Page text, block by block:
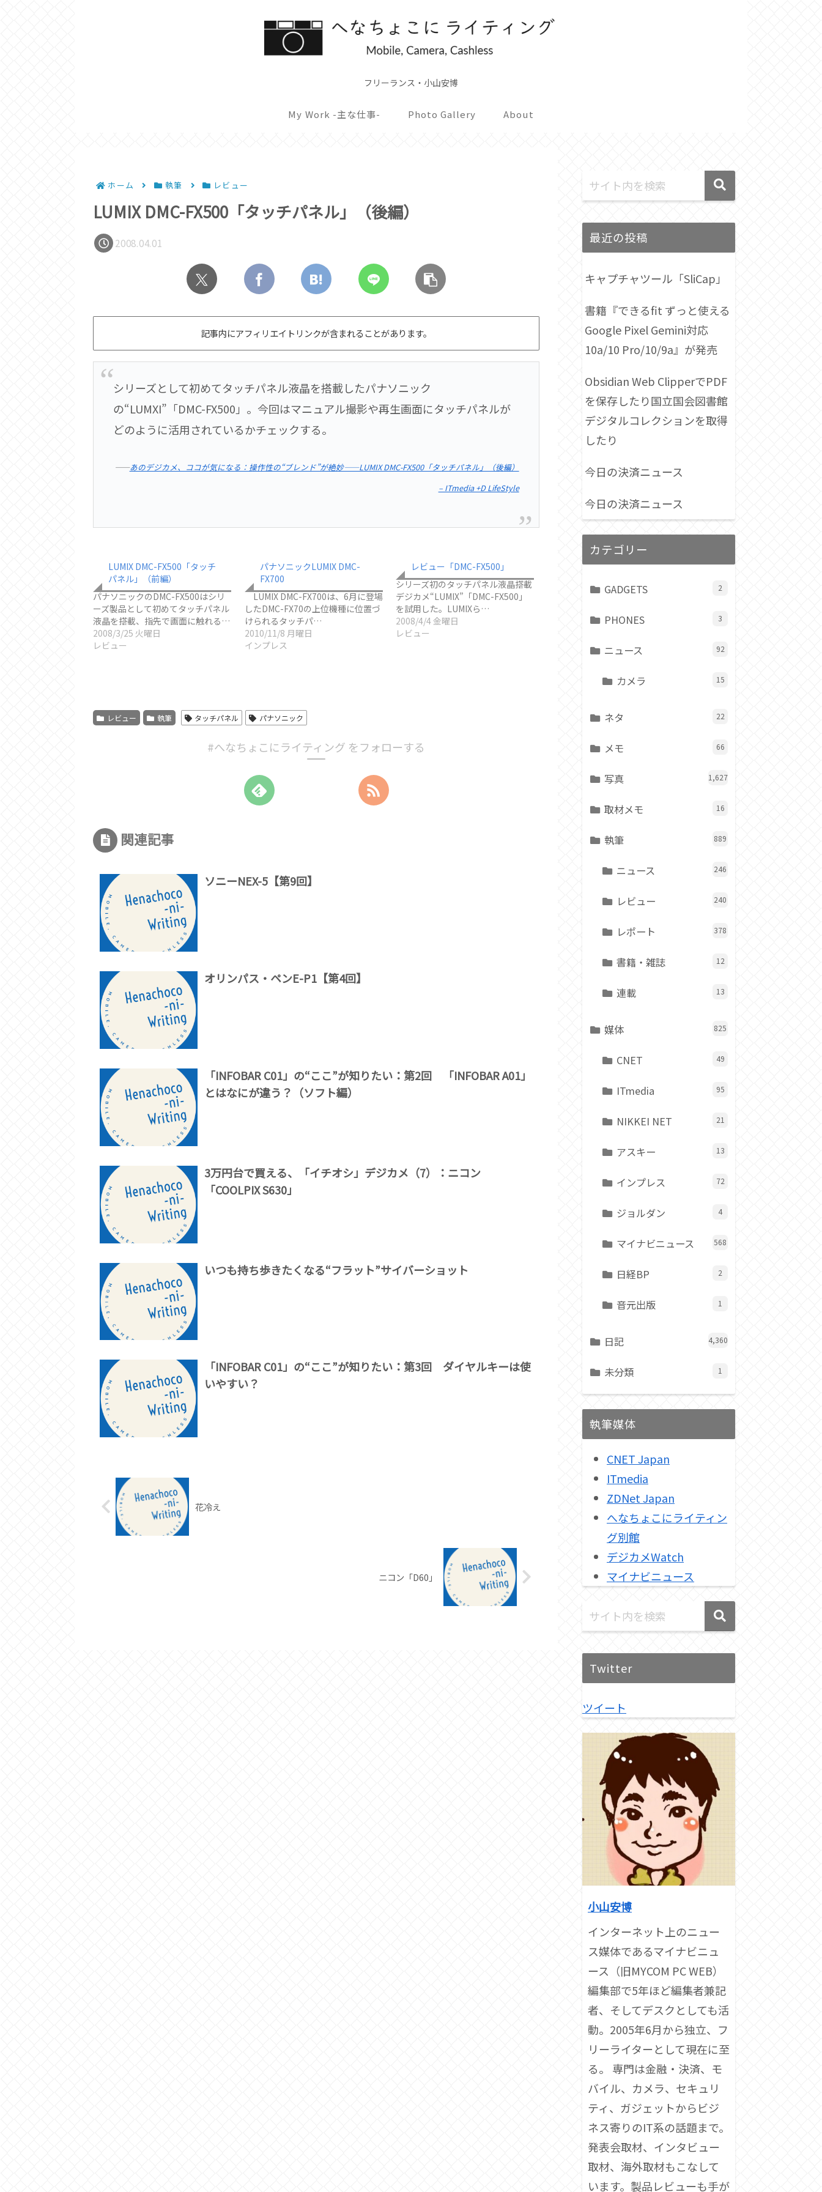
フリーランス・小山安博
My Work -主な仕事- Photo Gallery About
ホーム 執筆 レビュー
LUMIX DMC-FX500「タッチパネル」（後編）
2008.04.01
記事内にアフィリエイトリンクが含まれることがあります。
シリーズとして初めてタッチパネル液晶を搭載したパナソニック
の“LUMXI”「DMC-FX500」。今回はマニュアル撮影や再生画面にタッチパネルが
どのように活用されているかチェックする。
――あのデジカメ、ココが気になる：操作性の“ブレンド”が絶妙――LUMIX DMC-FX500「タッチパネル」（後編）
– ITmedia +D LifeStyle
LUMIX DMC-FX500「タッチ
パネル」（前編）
パナソニックのDMC-FX500はシリ
ーズ製品として初めてタッチパネル
液晶を搭載、指先で画面に触れる…
2008/3/25 火曜日
レビュー
パナソニックLUMIX DMC-
FX700
LUMIX DMC-FX700は、6月に登場
したDMC-FX70の上位機種に位置づ
けられるタッチパ…
2010/11/8 月曜日
インプレス
レビュー「DMC-FX500」
シリーズ初のタッチパネル液晶搭載
デジカメ“LUMIX”「DMC-FX500」
を試用した。LUMIXら…
2008/4/4 金曜日
レビュー
レビュー 執筆 タッチパネル パナソニック
#へなちょこにライティング をフォローする
関連記事
ソニーNEX-5【第9回】
オリンパス・ペンE-P1【第4回】
「INFOBAR C01」の“ここ”が知りたい：第2回 「INFOBAR A01」
とはなにが違う？（ソフト編）
3万円台で買える、「イチオシ」デジカメ（7）：ニコン
「COOLPIX S630」
いつも持ち歩きたくなる“フラット”サイバーショット
「INFOBAR C01」の“ここ”が知りたい：第3回 ダイヤルキーは使
いやすい？
花冷え
ニコン「D60」
最近の投稿
キャプチャツール「SliCap」
書籍『できるfit ずっと使える
Google Pixel Gemini対応
10a/10 Pro/10/9a』が発売
Obsidian Web ClipperでPDF
を保存したり国立国会図書館
デジタルコレクションを取得
したり
今日の決済ニュース
今日の決済ニュース
カテゴリー
GADGETS 2
PHONES 3
ニュース 92
カメラ 15
ネタ 22
メモ 66
写真 1,627
取材メモ 16
執筆 889
ニュース 246
レビュー 240
レポート 378
書籍・雑誌 12
連載 13
媒体 825
CNET 49
ITmedia 95
NIKKEI NET 21
アスキー 13
インプレス 72
ジョルダン 4
マイナビニュース 568
日経BP 2
音元出版 1
日記 4,360
未分類 1
執筆媒体
CNET Japan
ITmedia
ZDNet Japan
へなちょこにライティン
グ別館
デジカメWatch
マイナビニュース
Twitter
ツイート
小山安博
インターネット上のニュー
ス媒体であるマイナビニュ
ース（旧MYCOM PC WEB）
編集部で5年ほど編集者兼記
者、そしてデスクとしても活
動。2005年6月から独立、フ
リーライターとして現在に至
る。 専門は金融・決済、モ
バイル、カメラ、セキュリ
ティ、ガジェットからビジ
ネス寄りのIT系の話題まで。
発表会取材、インタビュー
取材、海外取材もこなして
います。製品レビューも手が